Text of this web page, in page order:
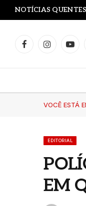
NOTÍCIAS QUENTES
FacebookInstagram
VOCÊ ESTÁ
EDITORIAL
EM